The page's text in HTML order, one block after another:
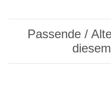
Passende /